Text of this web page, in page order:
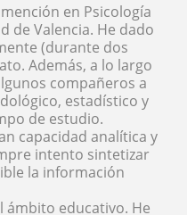
en Psicología
de Valencia. He dado
(durante dos
Además, a lo largo
compañeros a
estadístico y
de estudio.
capacidad analítica y
intento sintetizar
la información
ámbito educativo. He